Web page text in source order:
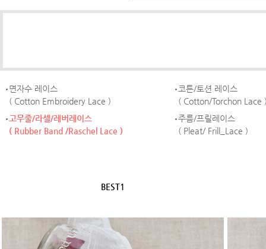
면자수 레이스
( Cotton Embroidery Lace )
코튼/토션 레이스
( Cotton/Torchon Lace
고무줄/라셀/레버레이스
( Rubber Band /Raschel Lace )
주름/프릴레이스
( Pleat/ Frill_Lace )
BEST1